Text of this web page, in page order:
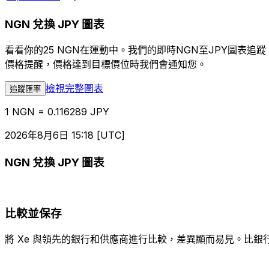
NGN 兌換 JPY 圖表
看看你的25 NGN在運動中。我們的即時NGN至JPY圖表追
價格提醒，價格達到目標價位時我們會通知您。
追蹤匯率 檢視完整圖表
1 NGN = 0.116289 JPY
2026年8月6日 15:18 [UTC]
NGN 兌換 JPY 圖表
比較並保存
將 Xe 與領先的銀行和供應商進行比較，差異顯而易見。比